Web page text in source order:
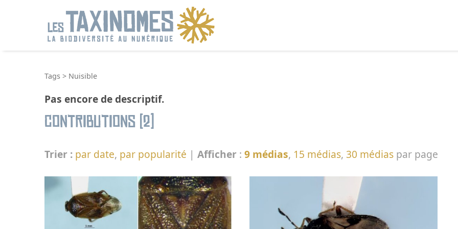
Tags > Nuisible
Pas encore de descriptif.
Contributions (2)
Trier : par date, par popularité | Afficher : 9 médias, 15 médias, 30 médias par page